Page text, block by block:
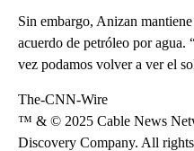
Sin embargo, Anizan
acuerdo de petróleo por agua.
vez podamos volver a ver el
The-CNN-Wire
™ & © 2025 Cable News
Discovery Company. All rights